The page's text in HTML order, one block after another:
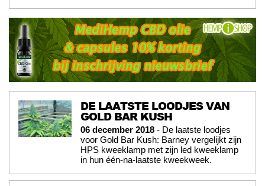
DE LAATSTE LOODJES VAN
GOLD BAR KUSH
06 december 2018 - De laatste loodjes
voor Gold Bar Kush: Barney vergelijkt zijn
HPS kweeklamp met zijn led kweeklamp
in hun één-na-laatste kweekweek.